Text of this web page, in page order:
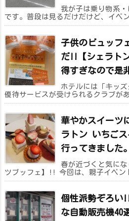
我が子は乗り物系
です。普段は見るだけだけど、イベ
子供のビュッフ
だ!!【シェラト
得すぎなので是
ホテルには「キッ
優待サービスが受けられるクラブが
華やかスイーツ
ラトン いちご
行ってきました。
春が近づくと気に
ツブッフェ】!! 今回は、親子イベ
個性派勢ぞろい
な自動販売機40